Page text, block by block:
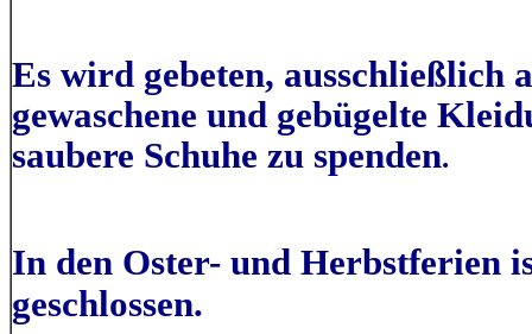
Es wird gebeten, ausschließlich
gewaschene und gebügelte
saubere Schuhe zu spenden.
In den Oster- und Herbstferien
geschlossen.